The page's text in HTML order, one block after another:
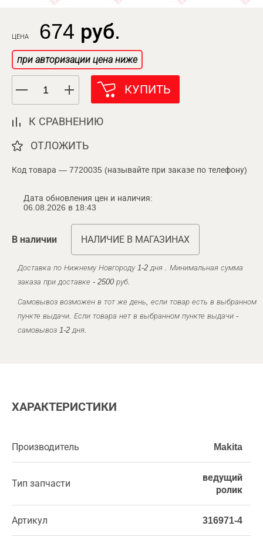
ЦЕНА 674 руб.
при авторизации цена ниже
КУПИТЬ
К СРАВНЕНИЮ
ОТЛОЖИТЬ
Код товара — 7720035 (называйте при заказе по телефону)
Дата обновления цен и наличия:
06.08.2026 в 18:43
В наличии НАЛИЧИЕ В МАГАЗИНАХ
Доставка по Нижнему Новгороду 1-2 дня . Минимальная сумма
заказа при доставке - 2500 руб.
Самовывоз возможен в тот же день, если товар есть в выбранном
пункте выдачи. Если товара нет в выбранном пункте выдачи -
самовывоз 1-2 дня.
ХАРАКТЕРИСТИКИ
Производитель Makita
Тип запчасти
ведущий
ролик
Артикул 316971-4